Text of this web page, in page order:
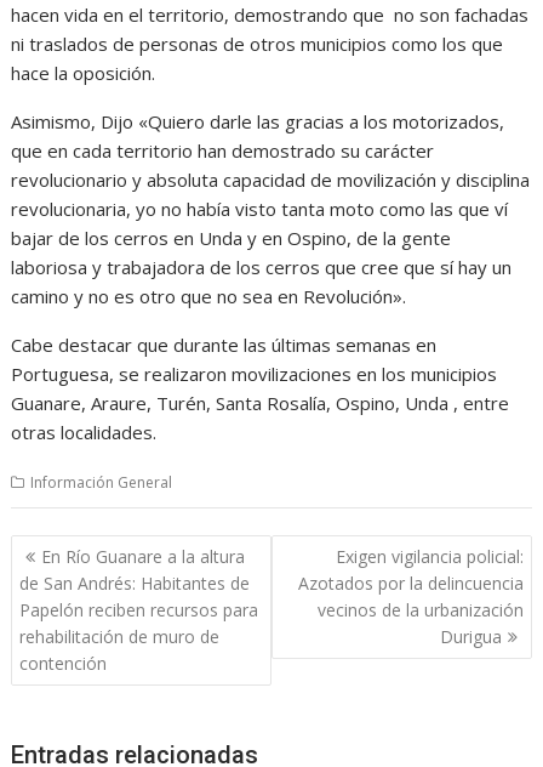
hacen vida en el territorio, demostrando que no son fachadas
ni traslados de personas de otros municipios como los que
hace la oposición.
Asimismo, Dijo «Quiero darle las gracias a los motorizados,
que en cada territorio han demostrado su carácter
revolucionario y absoluta capacidad de movilización y disciplina
revolucionaria, yo no había visto tanta moto como las que ví
bajar de los cerros en Unda y en Ospino, de la gente
laboriosa y trabajadora de los cerros que cree que sí hay un
camino y no es otro que no sea en Revolución».
Cabe destacar que durante las últimas semanas en
Portuguesa, se realizaron movilizaciones en los municipios
Guanare, Araure, Turén, Santa Rosalía, Ospino, Unda , entre
otras localidades.
Información General
Navegación
de
entradas
En Río Guanare a la altura
de San Andrés: Habitantes de
Papelón reciben recursos para
rehabilitación de muro de
contención
Exigen vigilancia policial:
Azotados por la delincuencia
vecinos de la urbanización
Durigua
Entradas relacionadas